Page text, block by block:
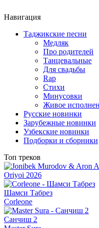
Навигация
Таджикские песни
Медляк
Про родителей
Танцевальные
Для свадьбы
Rap
Стихи
Минусовки
Живое
Русские новинки
Зарубежные новинки
Узбекские новинки
Подборки и сборники
Топ треков
Oriyoi 2026
Шамси Табрез
Corleone
Санчиш 2